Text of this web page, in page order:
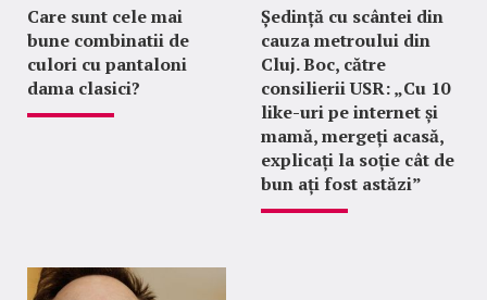
Care sunt cele mai
bune combinatii de
culori cu pantaloni
dama clasici?
Ședință cu scântei din
cauza metroului din
Cluj. Boc, către
consilierii USR: „Cu 10
like-uri pe internet și
mamă, mergeți acasă,
explicați la soție cât de
bun ați fost astăzi”